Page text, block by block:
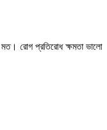
রোগ প্রতিরোধ ক্ষমতা ভালো